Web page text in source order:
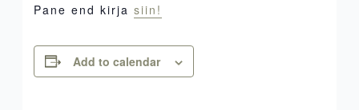
Pane end kirja siin!
Add to calendar